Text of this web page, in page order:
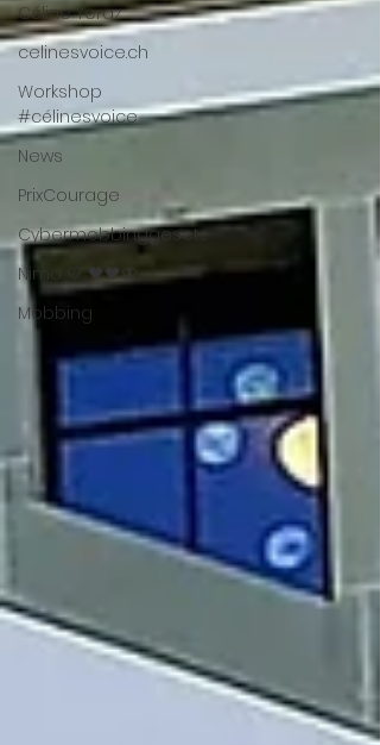
Céline Yeraz
celinesvoice.ch
Workshop
#célinesvoice
News
PrixCourage
Cybermobbinggesetz
Nimo 🤍 🖤🖤🦋
Mobbing